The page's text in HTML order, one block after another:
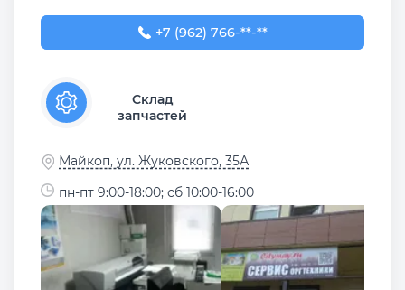
+7 (962) 766-33-88
+7 (962) 766-**-**
Склад
запчастей
Майкоп, ул. Жуковского, 35А
пн-пт 9:00-18:00; сб 10:00-16:00